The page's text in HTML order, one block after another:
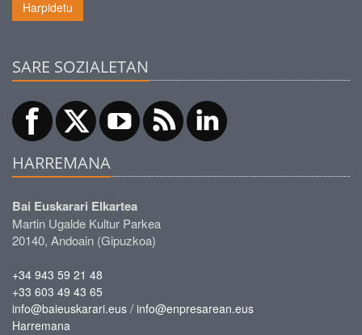
Harpidetu
SARE SOZIALETAN
HARREMANA
Bai Euskarari Elkartea
Martin Ugalde Kultur Parkea
20140, Andoain (Gipuzkoa)
+34 943 59 21 48
+33 603 49 43 65
info@baieuskarari.eus / info@enpresarean.eus
Harremana